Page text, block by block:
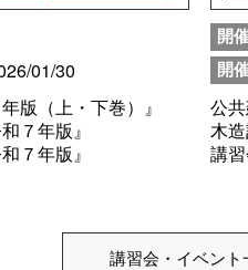
01/30
版（上・下巻）』
７年版』
７年版』
開
開
公
木
講
講習会・イベント